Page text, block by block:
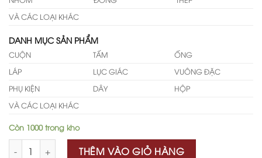
VÀ CÁC LOẠI KHÁC
DANH MỤC SẢN PHẨM
CUỘN TẤM
ỐNG
LÁP
LỤC GIÁC
VUÔNG ĐẶC
PHỤ KIỆN
DÂY
HỘP
VÀ CÁC LOẠI KHÁC
Còn 1000 trong kho
THÊM VÀO GIỎ HÀNG